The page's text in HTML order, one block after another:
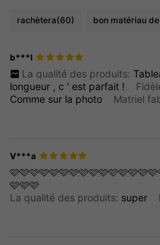
rachètera(60) bon matériau
b***l
La qualité des produits:
longueur ,c 'est parfait !
Comme sur la photo Matriel
V***a
🩷🩷🩷
La qualité des produits: super